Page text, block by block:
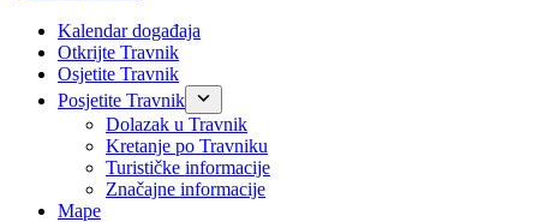
Kalendar događaja
Otkrijte Travnik
Osjetite Travnik
Posjetite Travnik
Dolazak u Travnik
Kretanje po Travniku
Turističke informacije
Značajne informacije
Mape